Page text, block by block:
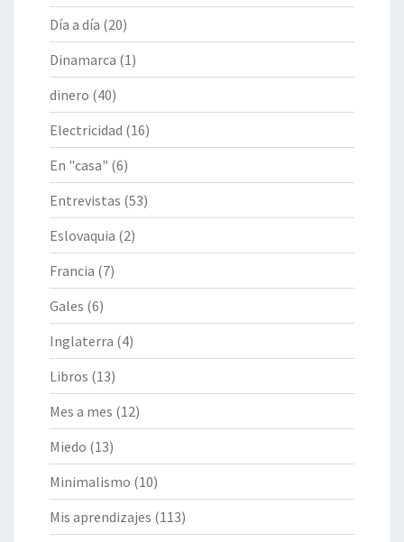
Día a día (20)
Dinamarca (1)
dinero (40)
Electricidad (16)
En "casa" (6)
Entrevistas (53)
Eslovaquia (2)
Francia (7)
Gales (6)
Inglaterra (4)
Libros (13)
Mes a mes (12)
Miedo (13)
Minimalismo (10)
Mis aprendizajes (113)